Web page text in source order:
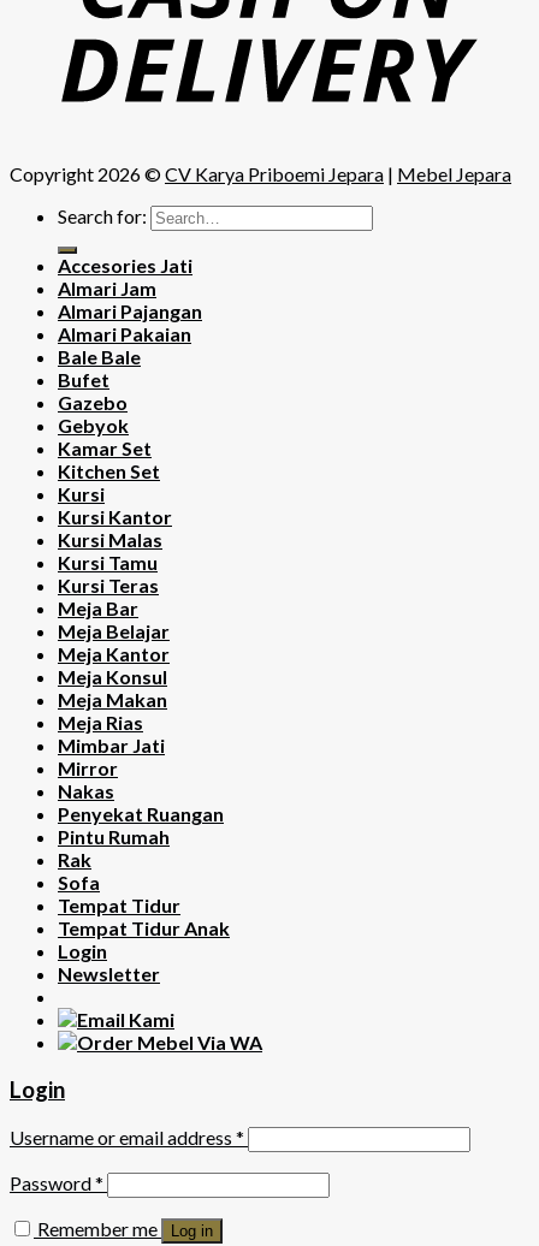
Copyright 2026 ©CV Karya Priboemi Jepara | Mebel Jepara
Search for:
Accesories Jati
Almari Jam
Almari Pajangan
Almari Pakaian
Bale Bale
Bufet
Gazebo
Gebyok
Kamar Set
Kitchen Set
Kursi
Kursi Kantor
Kursi Malas
Kursi Tamu
Kursi Teras
Meja Bar
Meja Belajar
Meja Kantor
Meja Konsul
Meja Makan
Meja Rias
Mimbar Jati
Mirror
Nakas
Penyekat Ruangan
Pintu Rumah
Rak
Sofa
Tempat Tidur
Tempat Tidur Anak
Login
Newsletter
Login
Username or email address *
Password*
Remember me
Log in